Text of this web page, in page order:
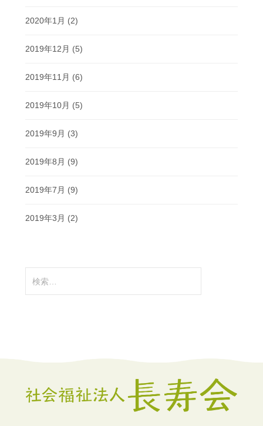
2020年1月 (2)
2019年12月 (5)
2019年11月 (6)
2019年10月 (5)
2019年9月 (3)
2019年8月 (9)
2019年7月 (9)
2019年3月 (2)
索: